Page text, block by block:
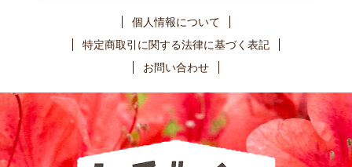
個人情報について
特定商取引に関する法律に基づく表記
お問い合わせ